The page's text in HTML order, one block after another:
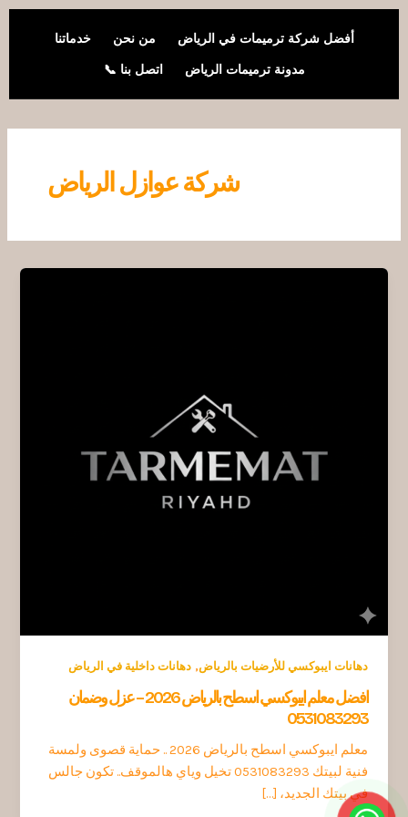
أفضل شركة ترميمات في الرياض من نحن خدماتنا
مدونة ترميمات الرياض اتصل بنا 📞
تخطي
شركة عوازل الرياض
دهانات ايبوكسي للأرضيات بالرياض,دهانات داخلية في الرياض
افضل معلم ايبوكسي اسطح بالرياض 2026 – عزل وضمان
0531083293
معلم ايبوكسي اسطح بالرياض 2026 .. حماية قصوى ولمسة
فنية لبيتك 0531083293 تخيل وياي هالموقف.. تكون جالس
في بيتك الجديد، […]